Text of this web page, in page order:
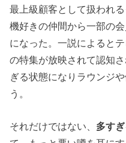
最上級顧客として扱われ
機好きの仲間から一部の
になった。一説によると
の特集が放映されて認知
ぎる状態になりラウンジ
う。
それだけではない、 多す